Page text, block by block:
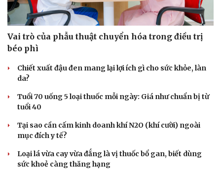
Du lịch
Tư vấn
Săn Tour
check-in
Podcast
Câu chuyện thời sự
Đọc truyện đêm khuya
Cửa sổ tình yêu
Vai trò của phẫu thuật chuyển hóa trong điều trị
béo phì
Chiết xuất đậu đen mang lại lợi ích gì cho sức khỏe, làn
da?
Tuổi 70 uống 5 loại thuốc mỗi ngày: Giá như chuẩn bị từ
tuổi 40
Tại sao cần cấm kinh doanh khí N2O (khí cười) ngoài
mục đích y tế?
Loại lá vừa cay vừa đắng là vị thuốc bổ gan, biết dùng
sức khoẻ càng thăng hạng